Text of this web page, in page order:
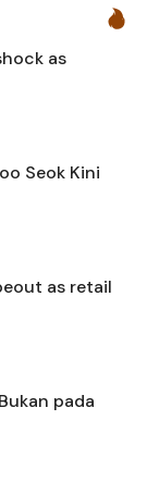
as
Seok Kini
as retail
pada